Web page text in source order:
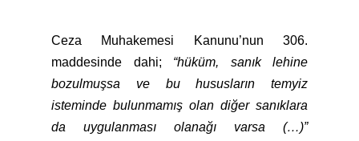
Ceza Muhakemesi Kanunu’nun 306.
maddesinde dahi; “hüküm, sanık lehine
bozulmuşsa ve bu hususların temyiz
isteminde bulunmamış olan diğer sanıklara
da uygulanması olanağı varsa (…)”